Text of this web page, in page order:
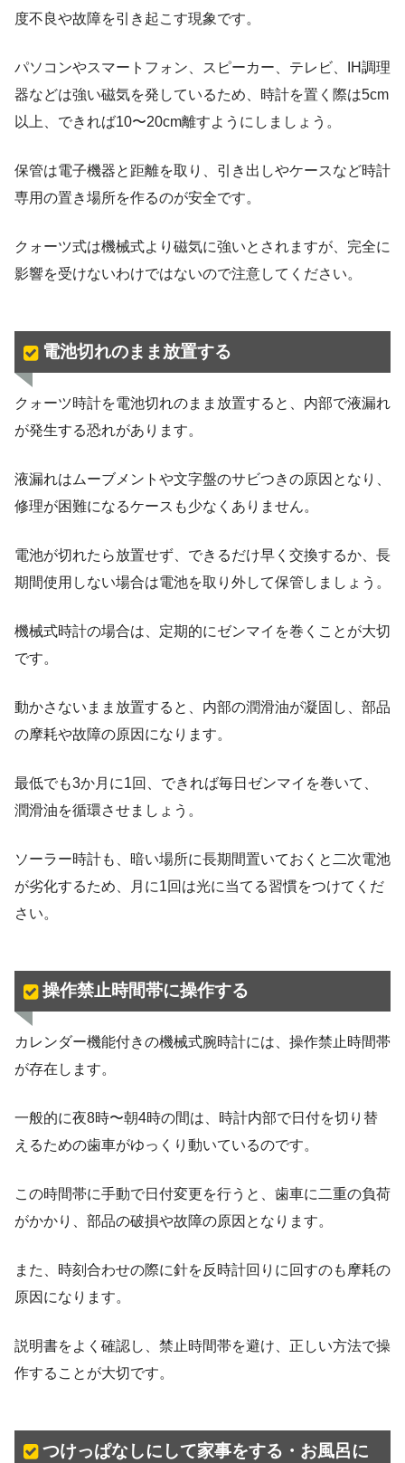
度不良や故障を引き起こす現象です。
パソコンやスマートフォン、スピーカー、テレビ、IH調理
器などは強い磁気を発しているため、時計を置く際は5cm
以上、できれば10〜20cm離すようにしましょう。
保管は電子機器と距離を取り、引き出しやケースなど時計
専用の置き場所を作るのが安全です。
クォーツ式は機械式より磁気に強いとされますが、完全に
影響を受けないわけではないので注意してください。
電池切れのまま放置する
クォーツ時計を電池切れのまま放置すると、内部で液漏れ
が発生する恐れがあります。
液漏れはムーブメントや文字盤のサビつきの原因となり、
修理が困難になるケースも少なくありません。
電池が切れたら放置せず、できるだけ早く交換するか、長
期間使用しない場合は電池を取り外して保管しましょう。
機械式時計の場合は、定期的にゼンマイを巻くことが大切
です。
動かさないまま放置すると、内部の潤滑油が凝固し、部品
の摩耗や故障の原因になります。
最低でも3か月に1回、できれば毎日ゼンマイを巻いて、
潤滑油を循環させましょう。
ソーラー時計も、暗い場所に長期間置いておくと二次電池
が劣化するため、月に1回は光に当てる習慣をつけてくだ
さい。
操作禁止時間帯に操作する
カレンダー機能付きの機械式腕時計には、操作禁止時間帯
が存在します。
一般的に夜8時〜朝4時の間は、時計内部で日付を切り替
えるための歯車がゆっくり動いているのです。
この時間帯に手動で日付変更を行うと、歯車に二重の負荷
がかかり、部品の破損や故障の原因となります。
また、時刻合わせの際に針を反時計回りに回すのも摩耗の
原因になります。
説明書をよく確認し、禁止時間帯を避け、正しい方法で操
作することが大切です。
つけっぱなしにして家事をする・お風呂に